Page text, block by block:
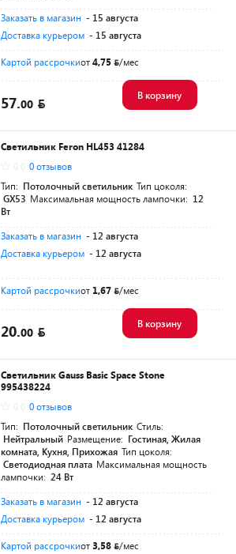
Заказать в магазин - 15 августа
Доставка курьером - 15 августа
Картой рассрочкиот4,75 /мес
57.00
В корзину
Светильник Feron HL453 41284
0 отзывов
Тип: Потолочный светильник Тип цоколя:
GX53 Максимальная мощность лампочки: 12
Вт
Заказать в магазин - 12 августа
Доставка курьером - 12 августа
Картой рассрочкиот 1,67 /мес
20.00
В корзину
Светильник Gauss Basic Space Stone
995438224
0 отзывов
Тип: Потолочный светильник Стиль:
Нейтральный Размещение: Гостиная, Жилая
комната, Кухня, Прихожая Тип цоколя:
Светодиодная плата Максимальная мощность
лампочки: 24 Вт
Заказать в магазин - 12 августа
Доставка курьером - 12 августа
Картой рассрочкиот3,58 /мес